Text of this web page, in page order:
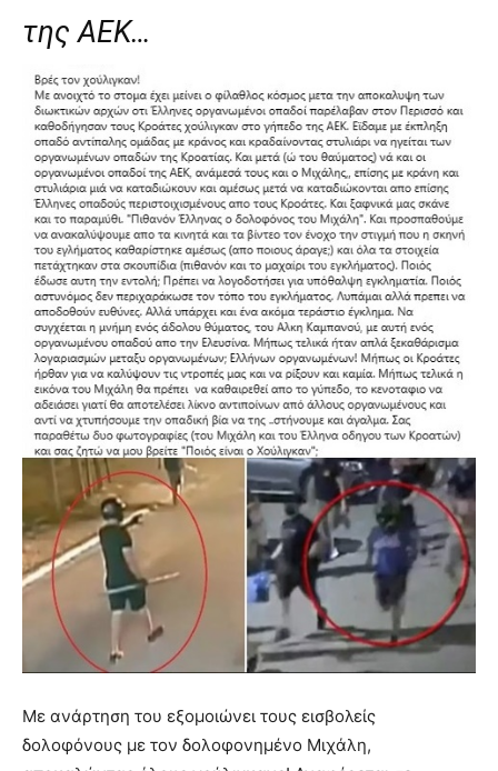
της ΑΕΚ…
Με ανάρτηση του εξομοιώνει τους εισβολείς
δολοφόνους με τον δολοφονημένο Μιχάλη,